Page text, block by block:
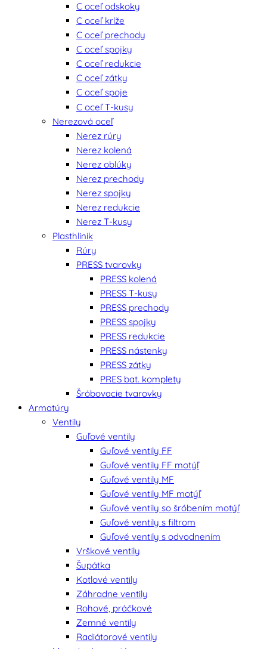
C oceľ odskoky
C oceľ kríže
C oceľ prechody
C oceľ spojky
C oceľ redukcie
C oceľ zátky
C oceľ spoje
C oceľ T-kusy
Nerezová oceľ
Nerez rúry
Nerez kolená
Nerez oblúky
Nerez prechody
Nerez spojky
Nerez redukcie
Nerez T-kusy
Plasthliník
Rúry
PRESS tvarovky
PRESS kolená
PRESS T-kusy
PRESS prechody
PRESS spojky
PRESS redukcie
PRESS nástenky
PRESS zátky
PRES bat. komplety
Šróbovacie tvarovky
Armatúry
Ventily
Guľové ventily
Guľové ventily FF
Guľové ventily FF motýľ
Guľové ventily MF
Guľové ventily MF motýľ
Guľové ventily so šróbením motýľ
Guľové ventily s filtrom
Guľové ventily s odvodnením
Vrškové ventily
Šupátka
Kotlové ventily
Záhradne ventily
Rohové, práčkové
Zemné ventily
Radiátorové ventily